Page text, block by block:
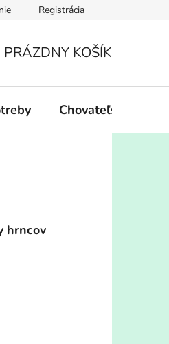
Registrácia
PRÁZDNY KOŠÍK
Chovateľské
hrncov